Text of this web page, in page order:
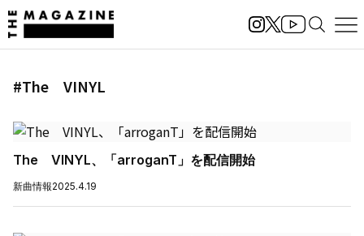
#The VINYL
The VINYL、「arroganT」を配信開始
新曲情報2025.4.19